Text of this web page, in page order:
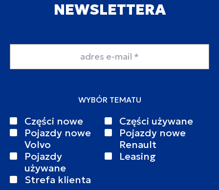
NEWSLETTERA
WYBÓR TEMATU
Części nowe
Części używane
Pojazdy nowe
Volvo
Pojazdy nowe
Renault
Pojazdy
używane
Leasing
Strefa klienta